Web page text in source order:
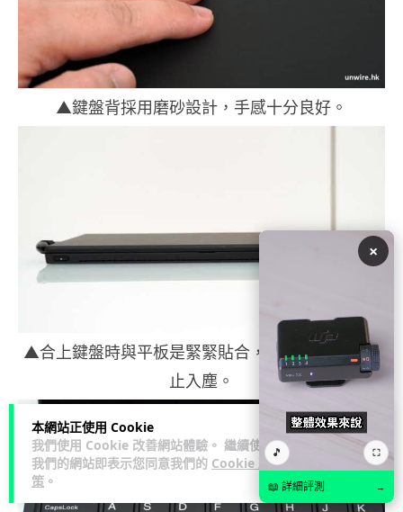
本網站正使用 Cookie
我們使用 Cookie 改善網站體驗。 繼續使用
我們的網站即表示您同意我們的 Cookie 政
策 。
▲鍵盤背採用磨砂設計，手感十分良好。
▲合上鍵盤時與平板是緊緊貼合，既像筆電亦可防
止入塵。
×
🎵 ⛶
📖 詳細評測 →